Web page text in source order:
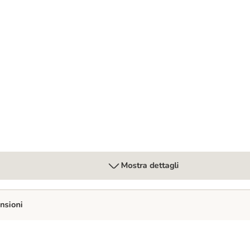
Alimenti umidi e Snack per gatto
Mostra dettagli